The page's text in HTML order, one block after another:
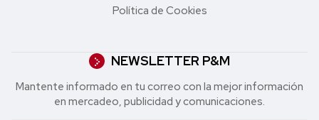
Política de Cookies
NEWSLETTER P&M
Mantente informado en tu correo con la mejor in formación
en mercadeo, publicidad y comunicaciones.